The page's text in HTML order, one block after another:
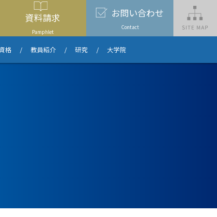
資料請求
Pamphlet
お問い合わせ
Contact
格 教員紹介 研究 大学院